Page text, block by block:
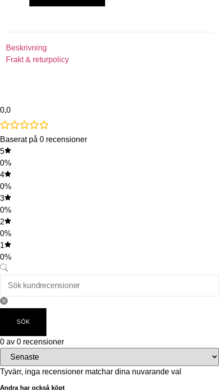
Beskrivning
Frakt & returpolicy
0,0
Baserat på 0 recensioner
5
0%
4
0%
3
0%
2
0%
1
0%
SÖK
0 av 0 recensioner
Tyvärr, inga recensioner matchar dina nuvarande val
Andra har också köpt